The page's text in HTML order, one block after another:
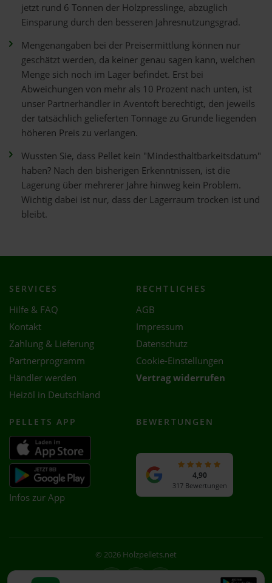
jetzt rund 6 Tonnen der Holzpresslinge, abzüglich
Einsparung durch den besseren Jahresnutzungsgrad.
Mengenangaben bei der Preisermittlung können nur
geschätzt werden, da keiner genau sagen kann, welchen
Menge sich noch im Lager befindet. Erst bei
Abweichungen von mehr als 10 Prozent nach unten, ist
unser Partnerhändler in Aventoft berechtigt, den jeweils
der tatsächlich gelieferten Tonnage zu Grunde liegenden
höheren Preis zu verlangen.
Wussten Sie, dass Pellet kein "Mindesthaltbarkeitsdatum"
haben? Nach den bisherigen Erkenntnissen, ist die
Lagerung über mehrerer Jahre hinweg kein Problem.
Wichtig dabei ist nur, dass der Lagerraum trocken ist und
bleibt.
SERVICES
Hilfe & FAQ
Kontakt
Zahlung & Lieferung
Partnerprogramm
Händler werden
Heizöl in Deutschland
RECHTLICHES
AGB
Impressum
Datenschutz
Cookie-Einstellungen
Vertrag widerrufen
PELLETS APP
Infos zur App
BEWERTUNGEN
4,90
317 Bewertungen
© 2026 Holzpellets.net